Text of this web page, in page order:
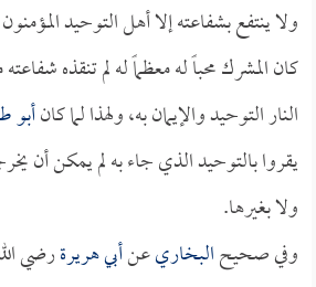
ولا ينتفع بشفاعته إلا أهل التوحيد
كان المشرك محباً له معظماً له لم تنقذه
النار التوحيد والإيمان به، ولهذا لما كانأبو
يقروا بالتوحيد الذي جاء به لم يمكن أن
ولا بغيرها.
وفي صحيحالبخاريعنأبي هريرةرضي